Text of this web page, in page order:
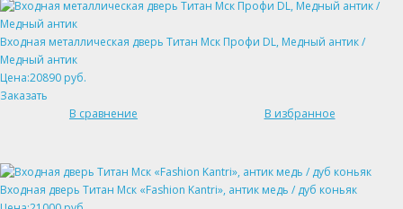
Входная металлическая дверь Титан Мск Профи DL, Медный антик /
Медный антик
Цена:20890 руб.
Заказать
В сравнение
В избранное
Входная дверь Титан Мск «Fashion Kantri», антик медь / дуб коньяк